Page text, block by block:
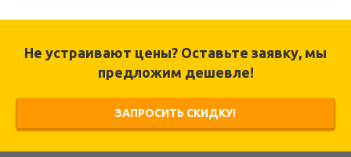
Не устраивают цены? Оставьте заявку, мы
предложим дешевле!
ЗАПРОСИТЬ СКИДКУ!